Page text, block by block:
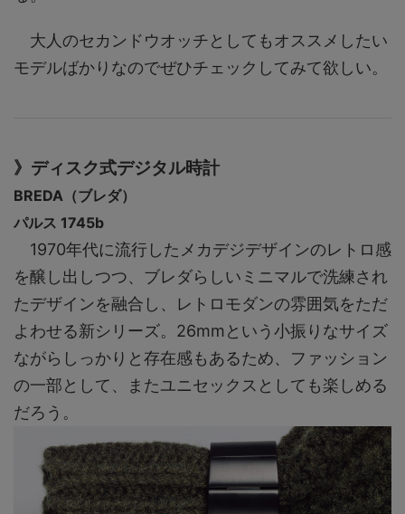
大人のセカンドウオッチとしてもオススメしたい
モデルばかりなのでぜひチェックしてみて欲しい。
》ディスク式デジタル時計
BREDA（ブレダ）
パルス 1745b
1970年代に流行したメカデジデザインのレトロ感
を醸し出しつつ、ブレダらしいミニマルで洗練され
たデザインを融合し、レトロモダンの雰囲気をただ
よわせる新シリーズ。26mmという小振りなサイズ
ながらしっかりと存在感もあるため、ファッション
の一部として、またユニセックスとしても楽しめる
だろう。